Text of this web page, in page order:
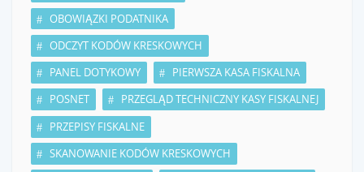
OBOWIĄZKI PODATNIKA
ODCZYT KODÓW KRESKOWYCH
PANEL DOTYKOWY
PIERWSZA KASA FISKALNA
POSNET
PRZEGLĄD TECHNICZNY KASY FISKALNEJ
PRZEPISY FISKALNE
SKANOWANIE KODÓW KRESKOWYCH